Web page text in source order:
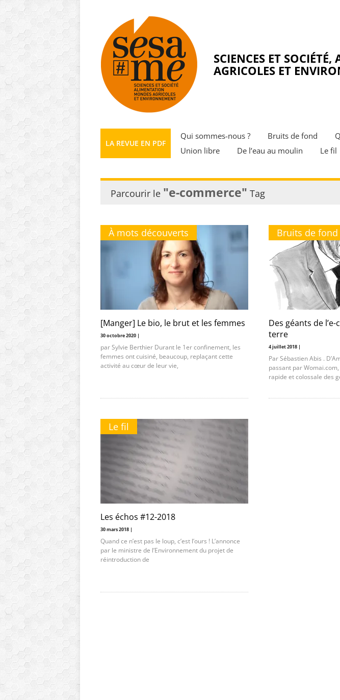
SCIENCES ET
AGRICOLES ET
LA REVUE EN PDF
Qui sommes-nous ? Bruits de fond
Union libre
De l’eau au moulin Le fil
Parcourir le "e-commerce" Tag
À mots découverts
[Manger] Le bio, le brut et les femmes
30 octobre 2020 |
par Sylvie Berthier Durant le 1er confinement, les
femmes ont cuisiné, beaucoup, replaçant cette
activité au cœur de leur vie,
Bruits de fond
Des géants de
terre
4 juillet 2018 |
Par Sébastien Abis .
passant par
rapide et colossale des
Le fil
Les échos #12-2018
30 mars 2018 |
Quand ce n’est pas le loup, c’est l’ours ! L’annonce
par le ministre de l’Environnement du projet de
réintroduction de